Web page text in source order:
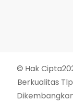
© Hak
Berkualitas